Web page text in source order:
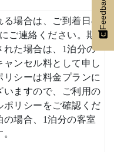
場合は、ご到着日の
ご連絡ください。期
れた場合は、1泊分の
ンセル料として申し
シーは料金プランに
いますので、ご利用の
リシーをご確認くだ
場合、1泊分の客室
Feedback